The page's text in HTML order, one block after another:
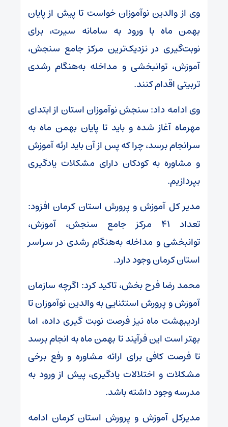
وی از والدین نوآموزان خواست تا پیش از پایان
بهمن ماه با ورود به سامانه سیرت، برای
نوبت‌گیری در نزدیک‌ترین مرکز جامع سنجش،
آموزش، توانبخشی و مداخله به‌هنگام رشدی
تربیتی اقدام کنند.
وی ادامه داد: سنجش نوآموزان استان از ابتدای
مهرماه آغاز شده و باید تا پایان بهمن ماه به
سرانجام برسد، چرا که پس از آن باید ارئه آموزش
و مشاوره به کودکان دارای مشکلات یادگیری
بپردازیم.
مدیر کل آموزش و پرورش استان کرمان افزود:
تعداد ۴۱ مرکز جامع سنجش، آموزش،
توانبخشی و مداخله به‌هنگام رشدی در سراسر
استان کرمان وجود دارد.
محمد رضا فرح بخش، تاکید کرد: اگرچه سازمان
آموزش و پرورش استثنایی به والدین نوآموزان تا
اردیبهشت ماه نیز فرصت نوبت گیری داده، اما
بهتر است این فرآیند تا بهمن ماه به انجام برسد
تا فرصت کافی برای ارائه مشاوره و رفع برخی
مشکلات و اختلالات یادگیری، پیش از ورود به
مدرسه وجود داشته باشد.
مدیرکل آموزش و پرورش استان کرمان ادامه